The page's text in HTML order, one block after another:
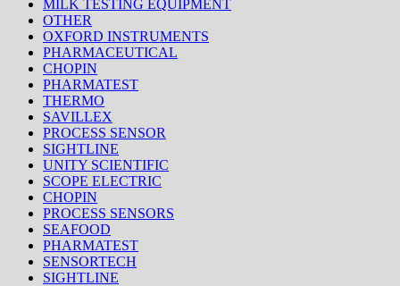
MILK TESTING EQUIPMENT
OTHER
OXFORD INSTRUMENTS
PHARMACEUTICAL
CHOPIN
PHARMATEST
THERMO
SAVILLEX
PROCESS SENSOR
SIGHTLINE
UNITY SCIENTIFIC
SCOPE ELECTRIC
CHOPIN
PROCESS SENSORS
SEAFOOD
PHARMATEST
SENSORTECH
SIGHTLINE